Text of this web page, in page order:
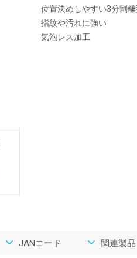
位置決めしやすい3分割離
指紋や汚れに強い
気泡レス加工
JANコード 関連製品